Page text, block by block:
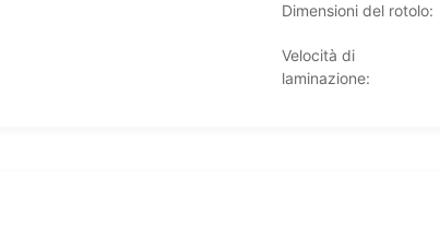
Dimensioni del rotolo:
Velocità di
laminazione: